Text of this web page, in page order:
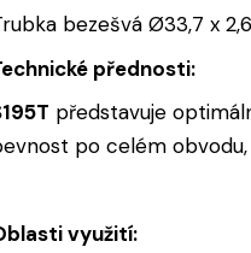
bezešvá Ø33,7 x
přednosti:
představuje
po celém
využití: